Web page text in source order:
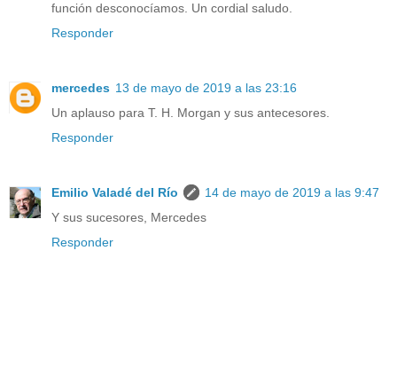
función desconocíamos. Un cordial saludo.
Responder
mercedes 13 de mayo de 2019 a las 23:16
Un aplauso para T. H. Morgan y sus antecesores.
Responder
Emilio Valadé del Río
14 de mayo de 2019 a las 9:47
Y sus sucesores, Mercedes
Responder